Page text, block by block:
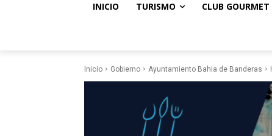
INICIO TURISMO CLUB GOURMET
Inicio Gobierno Ayuntamiento Bahia de Banderas